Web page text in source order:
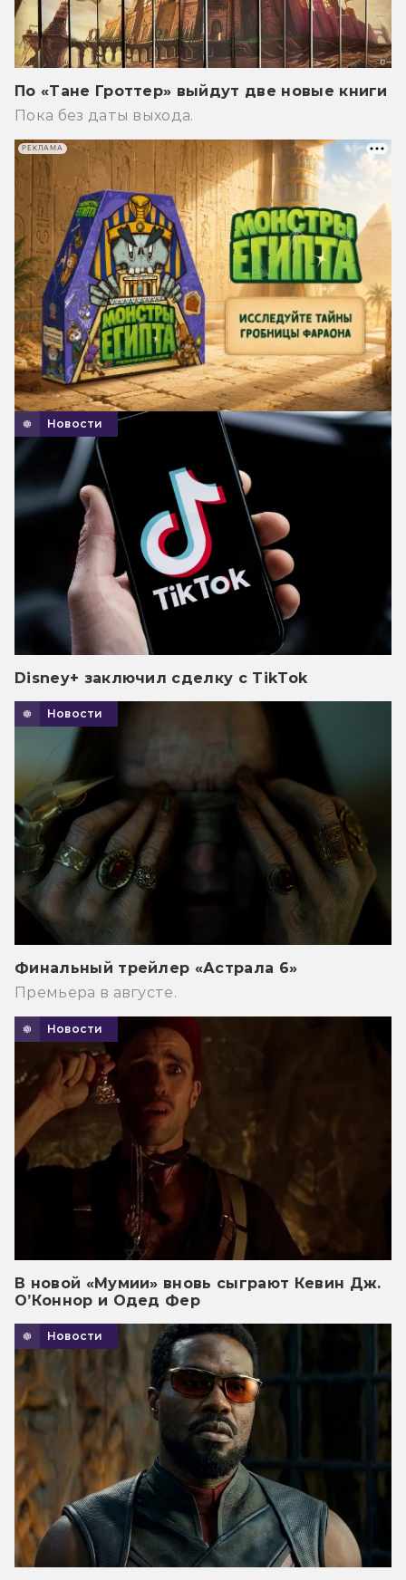
По «Тане Гроттер» выйдут две новые книги
Пока без даты выхода.
Новости
Disney+ заключил сделку с TikTok
Новости
Финальный трейлер «Астрала 6»
Премьера в августе.
Новости
В новой «Мумии» вновь сыграют Кевин Дж.
О’Коннор и Одед Фер
Новости
РЕКЛАМА